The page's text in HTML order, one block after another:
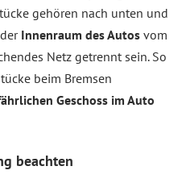
gehören nach unten und
Innenraum des Autos vom
Netz getrennt sein. So
beim Bremsen
Geschoss im Auto
beachten